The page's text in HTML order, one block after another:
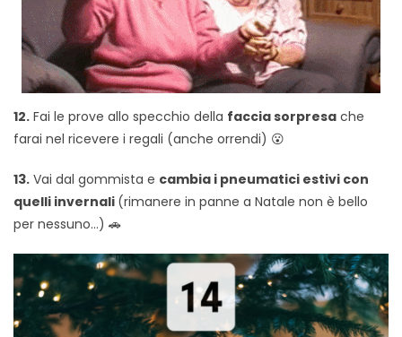
12. Fai le prove allo specchio della faccia sorpresa che
farai nel ricevere i regali (anche orrendi) 😮
13. Vai dal gommista e cambia i pneumatici estivi con
quelli invernali (rimanere in panne a Natale non è bello
per nessuno…) 🚗